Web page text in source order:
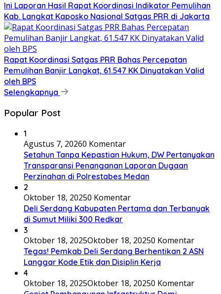
Ini Laporan Hasil Rapat Koordinasi Indikator Pemulihan
Kab. Langkat Kaposko Nasional Satgas PRR di Jakarta
Rapat Koordinasi Satgas PRR Bahas Percepatan
Pemulihan Banjir Langkat, 61.547 KK Dinyatakan Valid
oleh BPS
Selengkapnya
Popular Post
1
Agustus 7, 20260 Komentar
Setahun Tanpa Kepastian Hukum, DW Pertanyakan
Transparansi Penanganan Laporan Dugaan
Perzinahan di Polrestabes Medan
2
Oktober 18, 20250 Komentar
Deli Serdang Kabupaten Pertama dan Terbanyak
di Sumut Miliki 300 Redkar
3
Oktober 18, 2025Oktober 18, 20250 Komentar
Tegas! Pemkab Deli Serdang Berhentikan 2 ASN
Langgar Kode Etik dan Disiplin Kerja
4
Oktober 18, 2025Oktober 18, 20250 Komentar